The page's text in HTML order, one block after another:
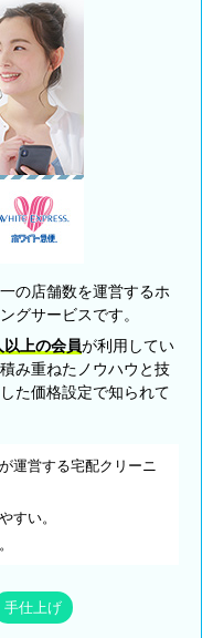
の店舗数を運営するホ
グサービスです。
上の会員が利用してい
み重ねたノウハウと技
た価格設定で知られて
運営する宅配クリーニ
すい。
手仕上げ